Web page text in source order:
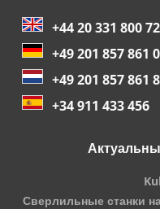
+44 20 331 800 72
+49 201 857 861 0
+49 201 857 861
+34 911 433 456
Сверлильные станки